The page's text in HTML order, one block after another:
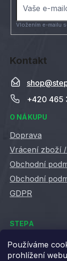
Používáme
prohlížení
Kontakt
shop@
+420 465
O NÁKUPU
Doprava
Vrácení zboží
Obchodní
Obchodní
GDPR
STEPA
Kontakty
Kariéra ve
Vložením e-mailu